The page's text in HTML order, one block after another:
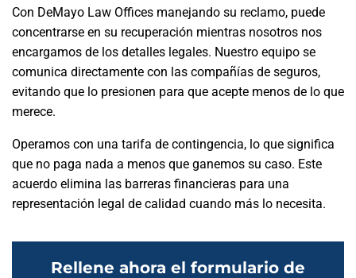
Con DeMayo Law Offices manejando su reclamo, puede
concentrarse en su recuperación mientras nosotros nos
encargamos de los detalles legales. Nuestro equipo se
comunica directamente con las compañías de seguros,
evitando que lo presionen para que acepte menos de lo que
merece.
Operamos con una tarifa de contingencia, lo que significa
que no paga nada a menos que ganemos su caso. Este
acuerdo elimina las barreras financieras para una
representación legal de calidad cuando más lo necesita.
Rellene ahora el formulario de